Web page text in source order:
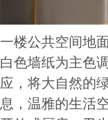
一楼公共空间地
白色墙纸为主色
应，将大自然的
息，温雅的生活